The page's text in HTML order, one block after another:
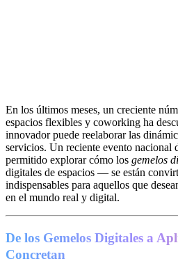
En los últimos meses, un creciente
espacios flexibles y coworking ha
innovador puede reelaborar las
servicios. Un reciente evento nacional
permitido explorar cómo los gemelos
digitales de espacios — se están
indispensables para aquellos que
en el mundo real y digital.
De los Gemelos Digitales a
Concretan